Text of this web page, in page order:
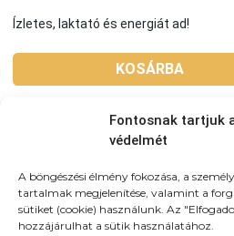
Fontosnak tartjuk
védelmét
A böngészési élmény fokozása, a
tartalmak megjelenítése, valamint a
sütiket (cookie) használunk. Az
hozzájárulhat a sütik használatához.
Ízletes, laktató és energiát ad!
KOSÁRBA
Tovább a teljes